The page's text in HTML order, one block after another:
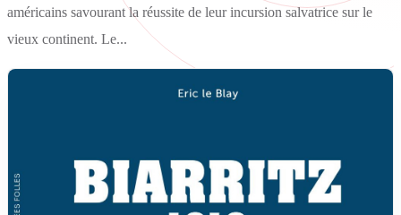
américains savourant la réussite de leur incursion salvatrice sur le
vieux continent. Le...